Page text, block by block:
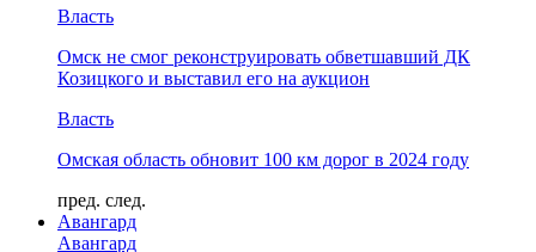
Власть
Омск не смог реконструировать обветшавший ДК
Козицкого и выставил его на аукцион
Власть
Омская область обновит 100 км дорог в 2024 году
пред. след.
Авангард
Авангард